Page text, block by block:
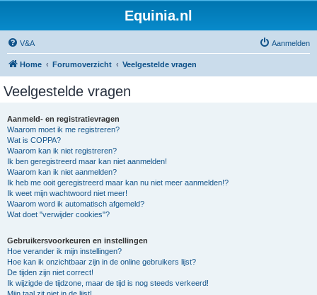
Equinia.nl
V&A Aanmelden
Home Forumoverzicht Veelgestelde vragen
Veelgestelde vragen
Aanmeld- en registratievragen
Waarom moet ik me registreren?
Wat is COPPA?
Waarom kan ik niet registreren?
Ik ben geregistreerd maar kan niet aanmelden!
Waarom kan ik niet aanmelden?
Ik heb me ooit geregistreerd maar kan nu niet meer aanmelden!?
Ik weet mijn wachtwoord niet meer!
Waarom word ik automatisch afgemeld?
Wat doet "verwijder cookies"?
Gebruikersvoorkeuren en instellingen
Hoe verander ik mijn instellingen?
Hoe kan ik onzichtbaar zijn in de online gebruikers lijst?
De tijden zijn niet correct!
Ik wijzigde de tijdzone, maar de tijd is nog steeds verkeerd!